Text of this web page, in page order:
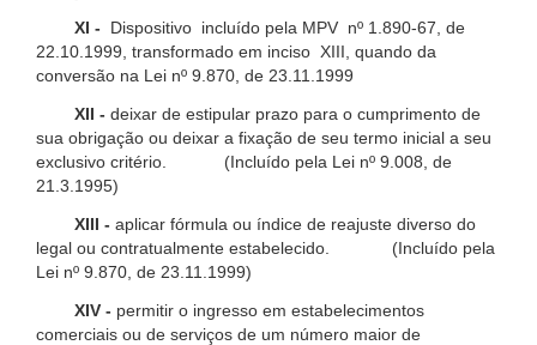
XI -
Dispositivo incluído pela MPV nº 1.890-67, de
22.10.1999, transformado em inciso XIII, quando da
conversão na Lei nº 9.870, de 23.11.1999
XII - deixar de estipular prazo para o cumprimento de
sua obrigação ou deixar a fixação de seu termo inicial a seu
exclusivo critério. (Incluído pela Lei nº 9.008, de
21.3.1995)
XIII - aplicar fórmula ou índice de reajuste diverso do
legal ou contratualmente estabelecido. (Incluído pela
Lei nº 9.870, de 23.11.1999)
XIV - permitir o ingresso em estabelecimentos
comerciais ou de serviços de um número maior de